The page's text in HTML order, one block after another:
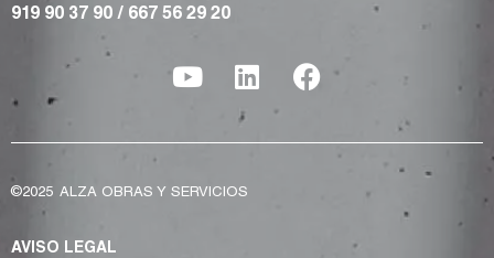
919 90 37 90 / 667 56 29 20
©2025 ALZA OBRAS Y SERVICIOS
AVISO LEGAL